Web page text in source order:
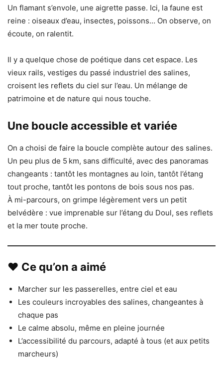
Un flamant s’envole, une aigrette passe. Ici, la faune est
reine : oiseaux d’eau, insectes, poissons… On observe, on
écoute, on ralentit.
Il y a quelque chose de poétique dans cet espace. Les
vieux rails, vestiges du passé industriel des salines,
croisent les reflets du ciel sur l’eau. Un mélange de
patrimoine et de nature qui nous touche.
Une boucle accessible et variée
On a choisi de faire la boucle complète autour des salines.
Un peu plus de 5 km, sans difficulté, avec des panoramas
changeants : tantôt les montagnes au loin, tantôt l’étang
tout proche, tantôt les pontons de bois sous nos pas.
À mi-parcours, on grimpe légèrement vers un petit
belvédère : vue imprenable sur l’étang du Doul, ses reflets
et la mer toute proche.
❤️ Ce qu’on a aimé
Marcher sur les passerelles, entre ciel et eau
Les couleurs incroyables des salines, changeantes à
chaque pas
Le calme absolu, même en pleine journée
L’accessibilité du parcours, adapté à tous (et aux petits
marcheurs)